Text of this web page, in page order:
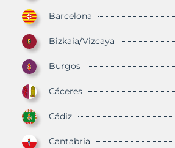
Barcelona
Bizkaia/Vizcaya
Burgos
Cáceres
Cádiz
Cantabria